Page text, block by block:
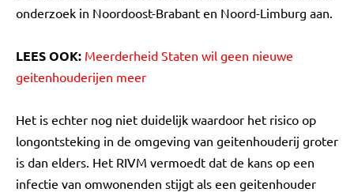
onderzoek in Noordoost-Brabant en Noord-Limburg aan.
LEES OOK: Meerderheid Staten wil geen nieuwe
geitenhouderijen meer
Het is echter nog niet duidelijk waardoor het risico op
longontsteking in de omgeving van geitenhouderij groter
is dan elders. Het RIVM vermoedt dat de kans op een
infectie van omwonenden stijgt als een geitenhouder